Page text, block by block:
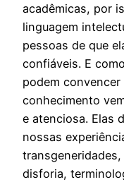
acadêmicas, por
linguagem
pessoas de que
confiáveis. E
podem
conhecimento
e atenciosa. Elas
nossas
disforia,